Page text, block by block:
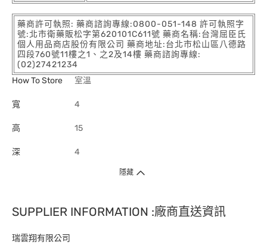
藥商許可執照: 藥商諮詢專線:0800-051-148 許可執照字
號:北市衛藥販松字第620101C611號 藥商名稱:台灣屈臣氏
個人用品商店股份有限公司 藥商地址:台北市松山區八德路
四段760號11樓之1、之2及14樓 藥商諮詢專線:
(02)27421234
How To Store
室溫
寬 4
高 15
深 4
隱藏
SUPPLIER INFORMATION :廠商直送資訊
瑞雲翔有限公司